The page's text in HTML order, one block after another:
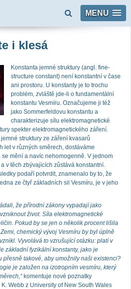
MENU
i klesá
Konstanta jemné struktury (angl. fine-
structure constant) není konstantní v čase
ani prostoru. U konstanty je to trochu
problém, zvláště jde-li o fundamentální
konstantu Vesmíru. Označujeme ji též
jako Sommerfeldovu konstantu a
charakterizuje sílu elektromagnetické
spekter elektromagnetického záření.
struktury ze záření kvasarů
let v různých směrech, dostáváme
mění a navíc nehomogenně. V jednom
v těch zbývajících zůstává konstantní.
podaří potvrdit, znamenalo by to, že
ze čtyř základních sil Vesmíru, je v jeho
že přírodní zákony vypadají jako
život. Síla elektromagnetické
Pokud by se jen o několik procent lišila
chemický vývoj Vesmíru by byl úplně
Vyvolává to vzrušující otázku: platí v
základní fyzikální konstanty, jako je
přesně takové, aby umožnily naši existenci?
je založen na izotropním vesmíru, který
komentuje nové poznatky
Webb z University of New South Wales